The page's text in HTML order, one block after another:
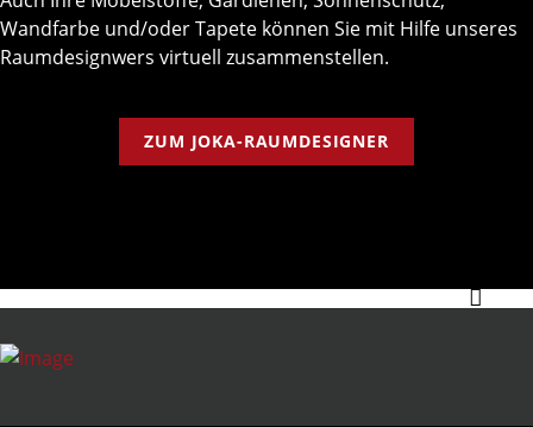
Wandfarbe und/oder Tapete können Sie mit Hilfe unseres
Raumdesignwers virtuell zusammenstellen.
ZUM JOKA-RAUMDESIGNER
creatives wohnen